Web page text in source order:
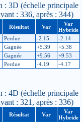
3D (échelle principale
: 336, après : 344)
Résultat Var
Var
Hybride
Perdue -2.15
-2.14
Gagnée +5.39
+5.38
Gagnée +9.56
+9.53
Perdue -4.19 -4.17
4D (échelle principale
: 321, après : 336)
Résultat Var
Var
Hybride